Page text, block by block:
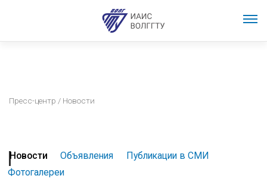
Пресс-центр / Новости
Новости Объявления
Публикации в СМИ
Фотогалереи